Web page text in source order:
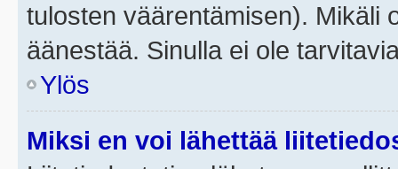
tulosten väärentämisen). Mikäli
äänestää. Sinulla ei ole
Ylös
Miksi en voi lähettää